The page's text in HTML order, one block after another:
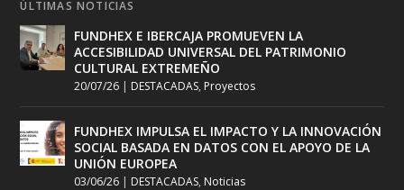
ÚLTIMAS NOTICIAS
FUNDHEX E IBERCAJA PROMUEVEN LA
ACCESIBILIDAD UNIVERSAL DEL PATRIMONIO
CULTURAL EXTREMEÑO
20/07/26 | DESTACADAS, Proyectos
FUNDHEX IMPULSA EL IMPACTO Y LA INNOVACIÓN
SOCIAL BASADA EN DATOS CON EL APOYO DE LA
UNIÓN EUROPEA
03/06/26 | DESTACADAS, Noticias